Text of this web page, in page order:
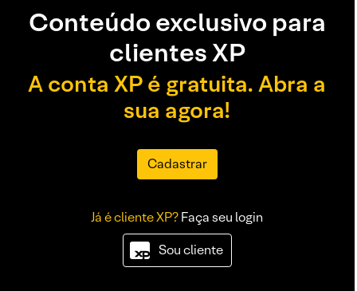
Conteúdo exclusivo para
clientes XP
A conta XP é gratuita. Abra a
sua agora!
Cadastrar
Já é cliente XP?Faça seu login
Sou cliente